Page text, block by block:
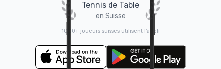
Tennis de Table
en Suisse
1000+ joueurs suisses utilisent l'appli